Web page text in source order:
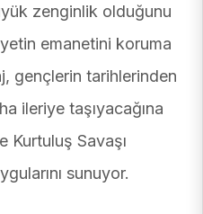
zenginlik olduğunu
emanetini koruma
gençlerin tarihlerinden
ileriye taşıyacağına
Kurtuluş Savaşı
sunuyor.